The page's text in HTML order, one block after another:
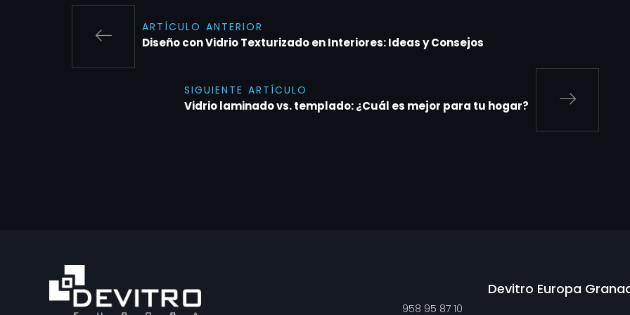
ARTÍCULO ANTERIOR
Diseño con Vidrio Texturizado en Interiores: Ideas y Consejos
SIGUIENTE ARTÍCULO
Vidrio laminado vs. templado: ¿Cuál es mejor para tu hogar?
Devitro Europa
958 95 87 10